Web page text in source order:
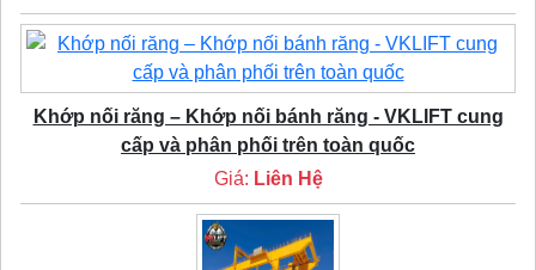
Khớp nối răng – Khớp nối bánh răng - VKLIFT cung
cấp và phân phối trên toàn quốc
Giá: Liên Hệ